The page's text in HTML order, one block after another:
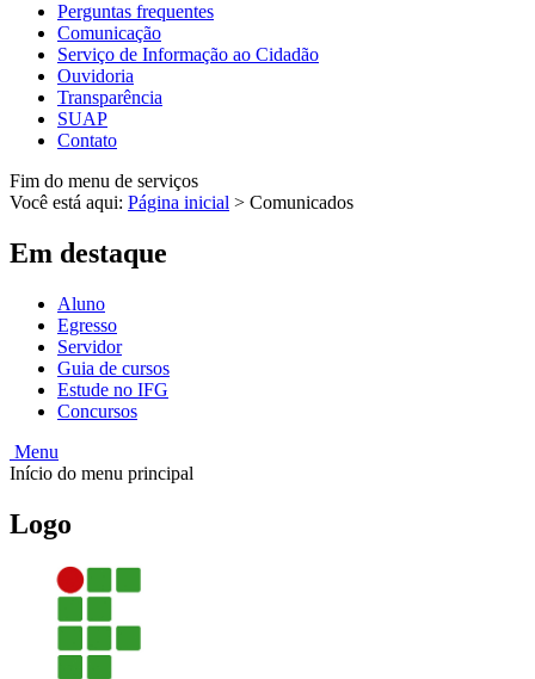
Perguntas frequentes
Comunicação
Serviço de Informação ao Cidadão
Ouvidoria
Transparência
SUAP
Contato
Fim do menu de serviços
Você está aqui: Página inicial > Comunicados
Em destaque
Aluno
Egresso
Servidor
Guia de cursos
Estude no IFG
Concursos
Menu
Início do menu principal
Logo